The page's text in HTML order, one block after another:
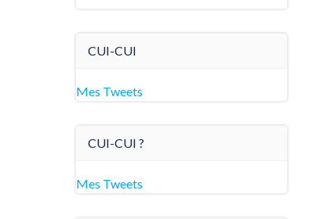
CUI-CUI
Mes Tweets
CUI-CUI ?
Mes Tweets